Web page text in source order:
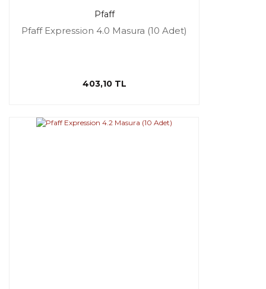
Pfaff
Pfaff Expression 4.0 Masura (10 Adet)
403,10 TL